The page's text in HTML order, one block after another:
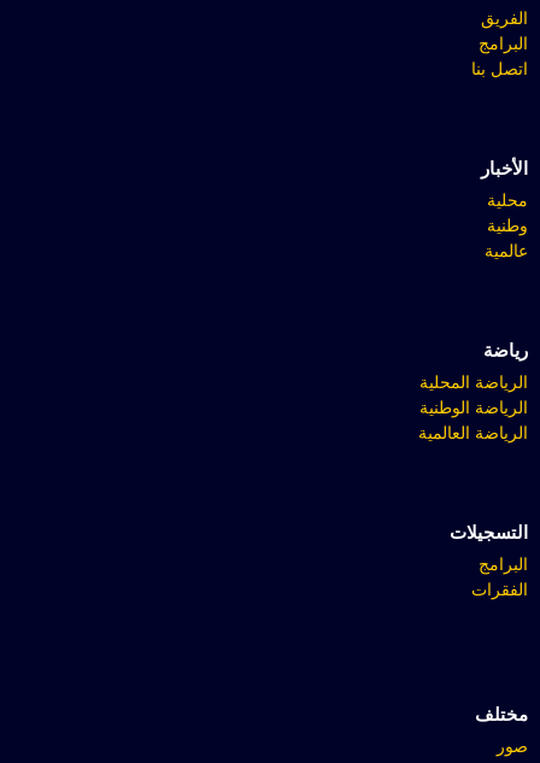
الفريق
البرامج
اتصل بنا
الأخبار
محلية
وطنية
عالمية
رياضة
الرياضة المحلية
الرياضة الوطنية
الرياضة العالمية
التسجيلات
البرامج
الفقرات
مختلف
صور